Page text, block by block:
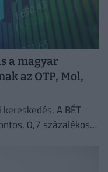
a magyar
az OTP, Mol,
A BÉT
0,7 százalékos